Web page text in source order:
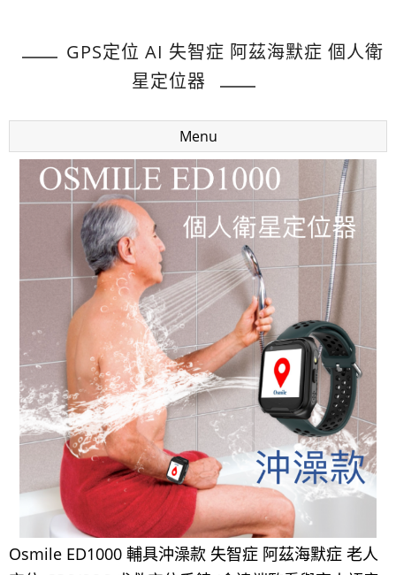
GPS定位 AI 失智症 阿茲海默症 個人衛
星定位器
Menu
Osmile ED1000 輔具沖澡款 失智症 阿茲海默症 老人